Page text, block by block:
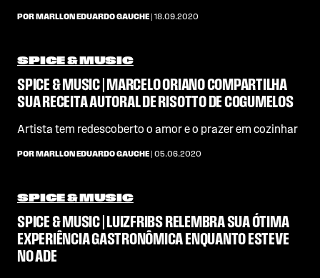
POR MARLLON EDUARDO GAUCHE | 18.09.2020
SPICE & MUSIC
SPICE & MUSIC | MARCELO ORIANO COMPARTILHA
SUA RECEITA AUTORAL DE RISOTTO DE COGUMELOS
Artista tem redescoberto o amor e o prazer em cozinhar
POR MARLLON EDUARDO GAUCHE | 05.06.2020
SPICE & MUSIC
SPICE & MUSIC | LUIZFRIBS RELEMBRA SUA ÓTIMA
EXPERIÊNCIA GASTRONÔMICA ENQUANTO ESTEVE
NO ADE